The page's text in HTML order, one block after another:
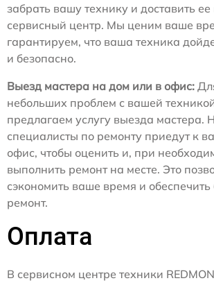
забрать вашу технику и доставить
сервисный центр. Мы ценим ваше
гарантируем, что ваша техника
и безопасно.
Выезд мастера на дом или в офис:
небольших проблем с вашей
предлагаем услугу выезда мастера.
специалисты по ремонту приедут к
офис, чтобы оценить и, при
выполнить ремонт на месте. Это
сэкономить ваше время и
ремонт.
Оплата
В сервисном центре техники